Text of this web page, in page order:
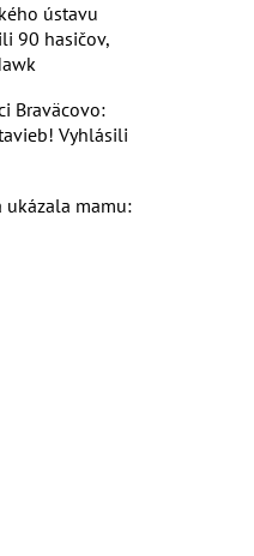
ústavu
90 hasičov,
Braväcovo:
Vyhlásili
ukázala mamu: